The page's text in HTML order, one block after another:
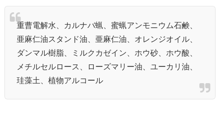
重曹電解水、カルナバ蝋、蜜蝋アンモニウム石鹸、
亜麻仁油スタンド油、亜麻仁油、オレンジオイル、
ダンマル樹脂、ミルクカゼイン、ホウ砂、ホウ酸、
メチルセルロース、ローズマリー油、ユーカリ油、
珪藻土、植物アルコール